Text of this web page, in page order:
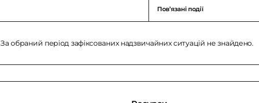
Повʼязані події
За обраний період зафіксованих надзвичайних ситуацій не знайдено.